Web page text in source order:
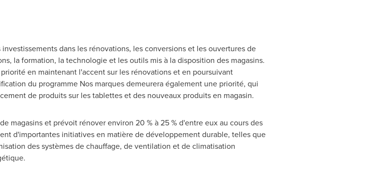
dans les rénovations, les conversions et les ouvertures de
la formation, la technologie et les outils mis à la disposition des magasins.
en maintenant l'accent sur les rénovations et en poursuivant
du programme Nos marques demeurera également une priorité, qui
de produits sur les tablettes et des nouveaux produits en magasin.
magasins et prévoit rénover environ 20 % à 25 % d'entre eux au cours des
d'importantes initiatives en matière de développement durable, telles que
des systèmes de chauffage, de ventilation et de climatisation